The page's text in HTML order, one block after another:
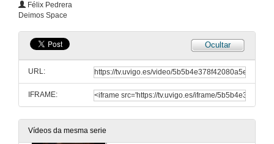
Félix Pedrera
Deimos Space
Ocultar
URL:
IFRAME:
Vídeos da mesma serie
Relatorio de Ed Parsons
20 de abr. de 2016